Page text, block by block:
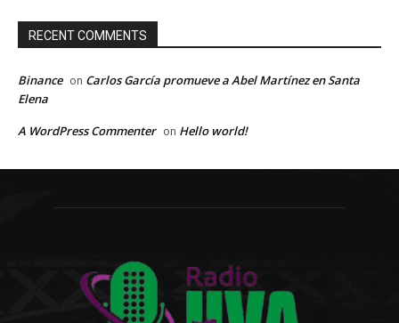
RECENT COMMENTS
Binance on Carlos García promueve a Abel Martínez en Santa
Elena
A WordPress Commenter on Hello world!